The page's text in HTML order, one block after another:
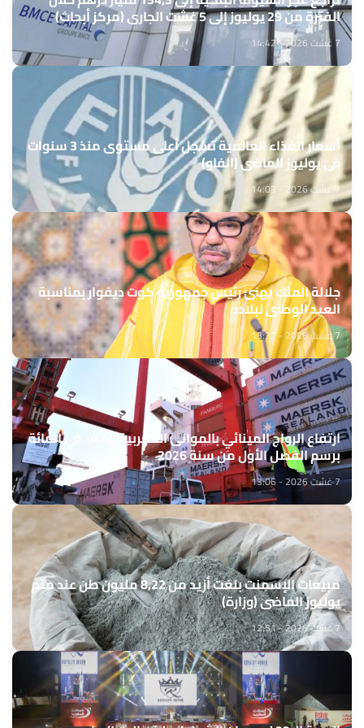
الفترة من 29 يوليوز إلى 5 غشت الجاري (مركز أبحاث)
7 غشت 2026 - 14:42
أسعار الغذاء العالمية تسجل أعلى مستوى منذ 3 سنوات
في يوليوز الماضي (الفاو)
7 غشت 2026 - 14:03
جلالة الملك يهنئ رئيس جمهورية كوت ديفوار بمناسبة
العيد الوطني لبلاده
7 غشت 2026 - 13:27
ارتفاع الرواج المينائي بالموانئ المغربية بـ14,4 في المائة
برسم الفصل الأول من سنة 2026
7 غشت 2026 - 13:06
مبيعات الإسمنت بلغت أزيد من 8,22 مليون طن عند متم
يوليوز الماضي (وزارة)
7 غشت 2026 - 12:51